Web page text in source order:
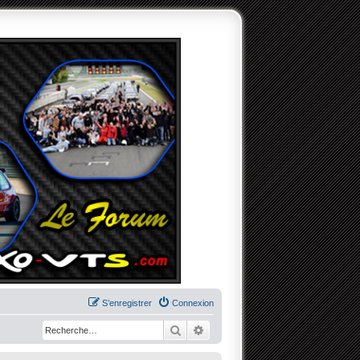
Connexion
S’enregistrer
RechercherRecherche avancée